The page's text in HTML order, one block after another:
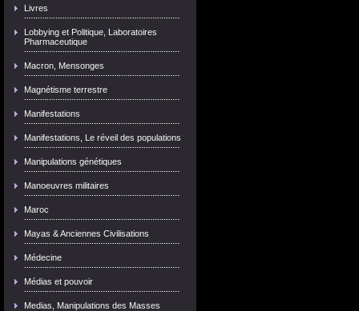
Livres
Lobbying et Politique, Laboratoires
Pharmaceutique
Macron, Mensonges
Magnétisme terrestre
Manifestations
Manifestations, Le réveil des populations
Manipulations génétiques
Manoeuvres militaires
Maroc
Mayas & Anciennes Civilisations
Médecine
Médias et pouvoir
Medias, Manipulations des Masses